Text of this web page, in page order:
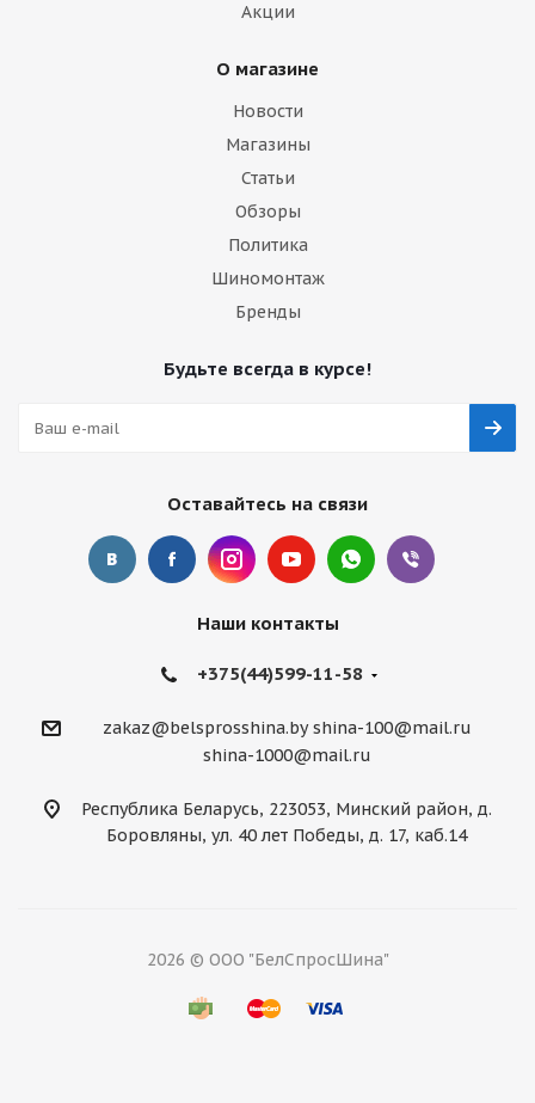
Акции
О магазине
Новости
Магазины
Статьи
Обзоры
Политика
Шиномонтаж
Бренды
Будьте всегда в курсе!
Оставайтесь на связи
Наши контакты
+375(44)599-11-58
zakaz@belsprosshina.by shina-100@mail.ru
shina-1000@mail.ru
Республика Беларусь, 223053, Минский район, д.
Боровляны, ул. 40 лет Победы, д. 17, каб.14
2026 © ООО "БелСпросШина"